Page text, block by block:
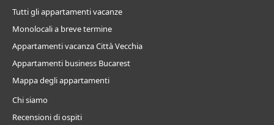
Tutti gli appartamenti vacanze
Monolocali a breve termine
Appartamenti vacanza Città Vecchia
Appartamenti business Bucarest
Mappa degli appartamenti
Chi siamo
Recensioni di ospiti